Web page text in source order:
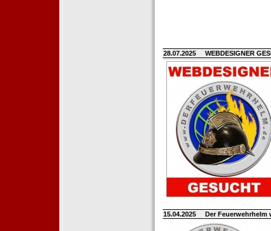
28.07.2025 WEBDESIGNER
15.04.2025 Der